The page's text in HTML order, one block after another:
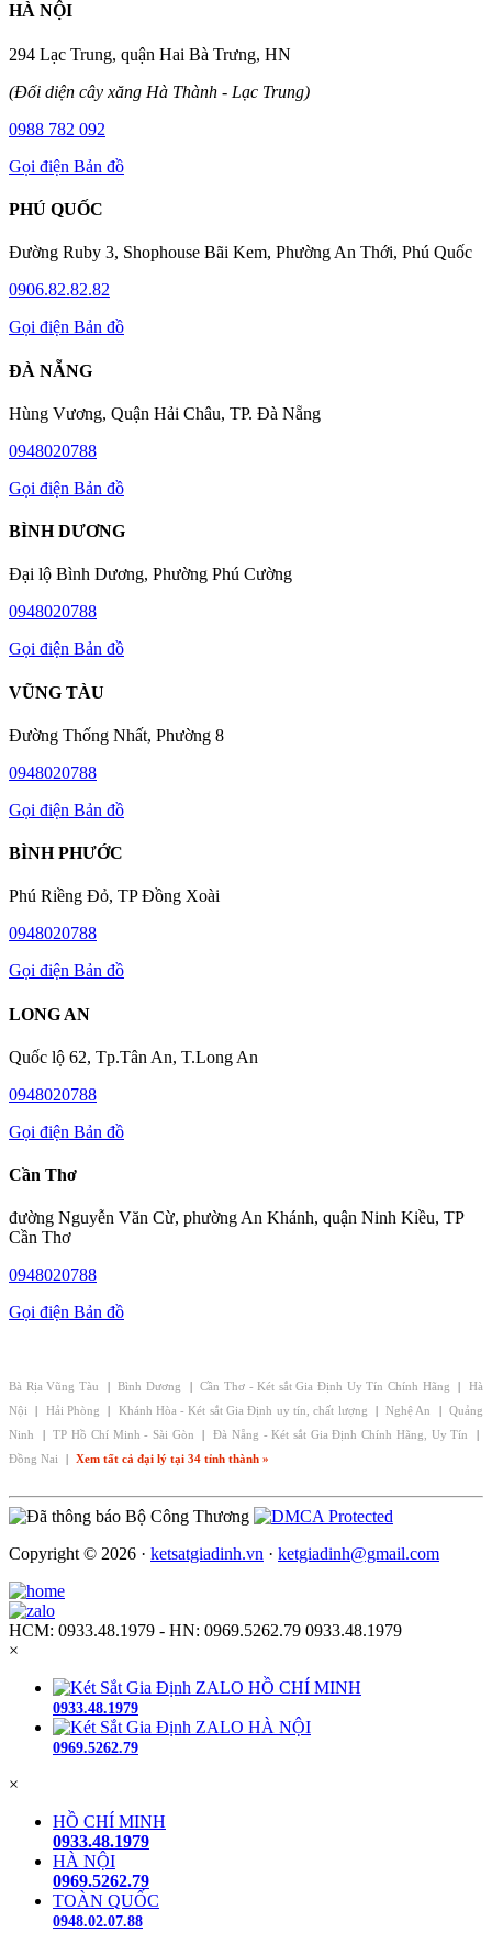
HÀ NỘI
294 Lạc Trung, quận Hai Bà Trưng, HN
(Đối diện cây xăng Hà Thành - Lạc Trung)
0988 782 092
Gọi điện Bản đồ
PHÚ QUỐC
Đường Ruby 3, Shophouse Bãi Kem, Phường An Thới, Phú Quốc
0906.82.82.82
Gọi điện Bản đồ
ĐÀ NẴNG
Hùng Vương, Quận Hải Châu, TP. Đà Nẵng
0948020788
Gọi điện Bản đồ
BÌNH DƯƠNG
Đại lộ Bình Dương, Phường Phú Cường
0948020788
Gọi điện Bản đồ
VŨNG TÀU
Đường Thống Nhất, Phường 8
0948020788
Gọi điện Bản đồ
BÌNH PHƯỚC
Phú Riềng Đỏ, TP Đồng Xoài
0948020788
Gọi điện Bản đồ
LONG AN
Quốc lộ 62, Tp.Tân An, T.Long An
0948020788
Gọi điện Bản đồ
Cần Thơ
đường Nguyễn Văn Cừ, phường An Khánh, quận Ninh Kiều, TP
Cần Thơ
0948020788
Gọi điện Bản đồ
Bà Rịa Vũng Tàu Bình Dương Cần Thơ - Két sắt Gia Định Uy Tín Chính Hãng
Hà
Nội
Hải Phòng Khánh Hòa - Két sắt Gia Định uy tín, chất lượng Nghệ An
Quảng
Ninh
TP Hồ Chí Minh - Sài Gòn Đà Nẵng - Két sắt Gia Định Chính Hãng, Uy Tín
Đồng Nai
Xem tất cả đại lý tại 34 tỉnh thành »
Copyright © 2026 · ketsatgiadinh.vn · ketgiadinh@gmail.com
HCM: 0933.48.1979 - HN: 0969.5262.79 0933.48.1979
×
ZALO HỒ CHÍ MINH
0933.48.1979
ZALO HÀ NỘI
0969.5262.79
×
HỒ CHÍ MINH
0933.48.1979
HÀ NỘI
0969.5262.79
TOÀN QUỐC
0948.02.07.88